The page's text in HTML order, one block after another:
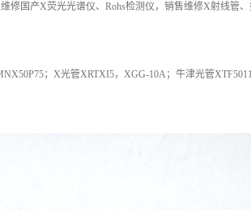
国产X荧光光谱仪、Rohs检测仪，销售维修X射线管
；X光管XRTXI5，XGG-10A；牛津光管